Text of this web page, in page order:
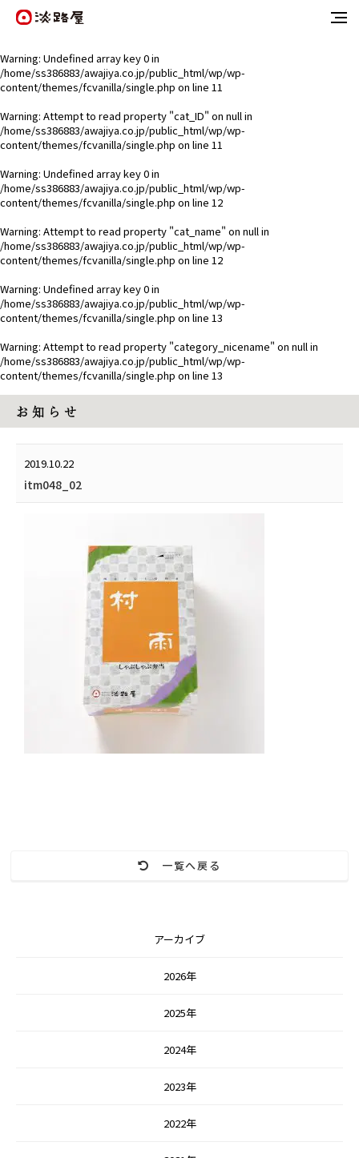
Warning: Undefined array key 0 in
/home/ss386883/awajiya.co.jp/public_html/wp/wp-
content/themes/fcvanilla/single.php on line 11
Warning: Attempt to read property "cat_ID" on null in
/home/ss386883/awajiya.co.jp/public_html/wp/wp-
content/themes/fcvanilla/single.php on line 11
Warning: Undefined array key 0 in
/home/ss386883/awajiya.co.jp/public_html/wp/wp-
content/themes/fcvanilla/single.php on line 12
Warning: Attempt to read property "cat_name" on null in
/home/ss386883/awajiya.co.jp/public_html/wp/wp-
content/themes/fcvanilla/single.php on line 12
Warning: Undefined array key 0 in
/home/ss386883/awajiya.co.jp/public_html/wp/wp-
content/themes/fcvanilla/single.php on line 13
Warning: Attempt to read property "category_nicename" on null in
/home/ss386883/awajiya.co.jp/public_html/wp/wp-
content/themes/fcvanilla/single.php on line 13
お 知 ら せ
2019.10.22
itm048_02
一覧へ戻る
アーカイブ
2026年
2025年
2024年
2023年
2022年